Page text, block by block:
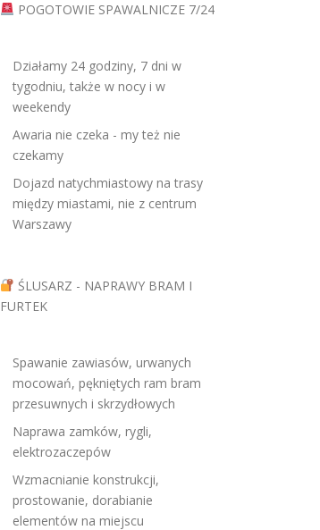
POGOTOWIE SPAWALNICZE 7/24
Działamy 24 godziny, 7 dni w
tygodniu, także w nocy i w
weekendy
Awaria nie czeka - my też nie
czekamy
Dojazd natychmiastowy na trasy
między miastami, nie z centrum
Warszawy
ŚLUSARZ - NAPRAWY BRAM I
FURTEK
Spawanie zawiasów, urwanych
mocowań, pękniętych ram bram
przesuwnych i skrzydłowych
Naprawa zamków, rygli,
elektrozaczepów
Wzmacnianie konstrukcji,
prostowanie, dorabianie
elementów na miejscu